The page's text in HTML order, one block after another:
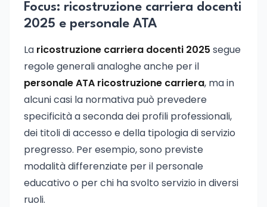
Focus: ricostruzione carriera docenti
2025 e personale ATA
La ricostruzione carriera docenti 2025 segue
regole generali analoghe anche per il
personale ATA ricostruzione carriera, ma in
alcuni casi la normativa può prevedere
specificità a seconda dei profili professionali,
dei titoli di accesso e della tipologia di servizio
pregresso. Per esempio, sono previste
modalità differenziate per il personale
educativo o per chi ha svolto servizio in diversi
ruoli.